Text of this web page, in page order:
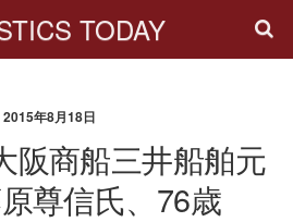
TODAY
2015年8月18日
阪商船三井船舶元
尊信氏、76歳